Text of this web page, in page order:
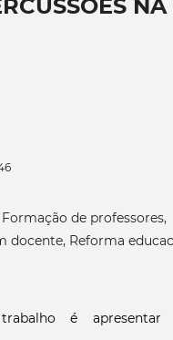
de professores,
docente, Reforma
é apresentar